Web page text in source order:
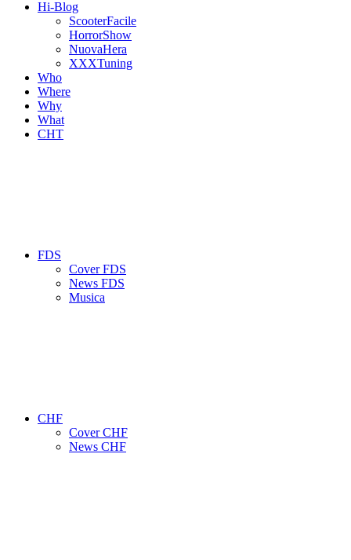
Hi-Blog
ScooterFacile
HorrorShow
NuovaHera
XXXTuning
Who
Where
Why
What
CHT
FDS
Cover FDS
News FDS
Musica
CHF
Cover CHF
News CHF